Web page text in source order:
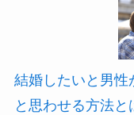
結婚したいと男性
と思わせる方法